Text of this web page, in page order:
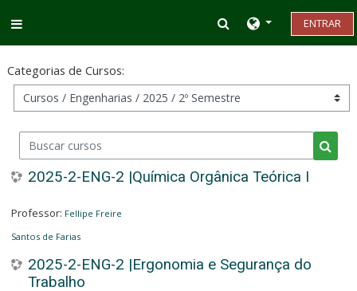
Alternar entrada
ENTRAR
Categorias de Cursos:
Buscar cursos
2025-2-ENG-2 |Química Orgânica Teórica I
Professor: Fellipe Freire
Santos de Farias
2025-2-ENG-2 |Ergonomia e Segurança do
Trabalho